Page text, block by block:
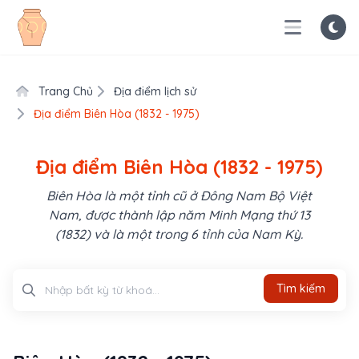
Trang Chủ
Địa điểm lịch sử
Địa điểm Biên Hòa (1832 - 1975)
Địa điểm Biên Hòa (1832 - 1975)
Biên Hòa là một tỉnh cũ ở Đông Nam Bộ Việt
Nam, được thành lập năm Minh Mạng thứ 13
(1832) và là một trong 6 tỉnh của Nam Kỳ.
Tìm kiếm